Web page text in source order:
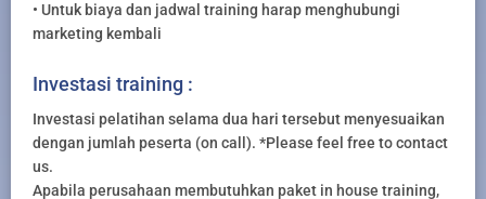
• Untuk biaya dan jadwal training harap menghubungi
marketing kembali
Investasi training :
Investasi pelatihan selama dua hari tersebut menyesuaikan
dengan jumlah peserta (on call). *Please feel free to contact
us.
Apabila perusahaan membutuhkan paket in house training,